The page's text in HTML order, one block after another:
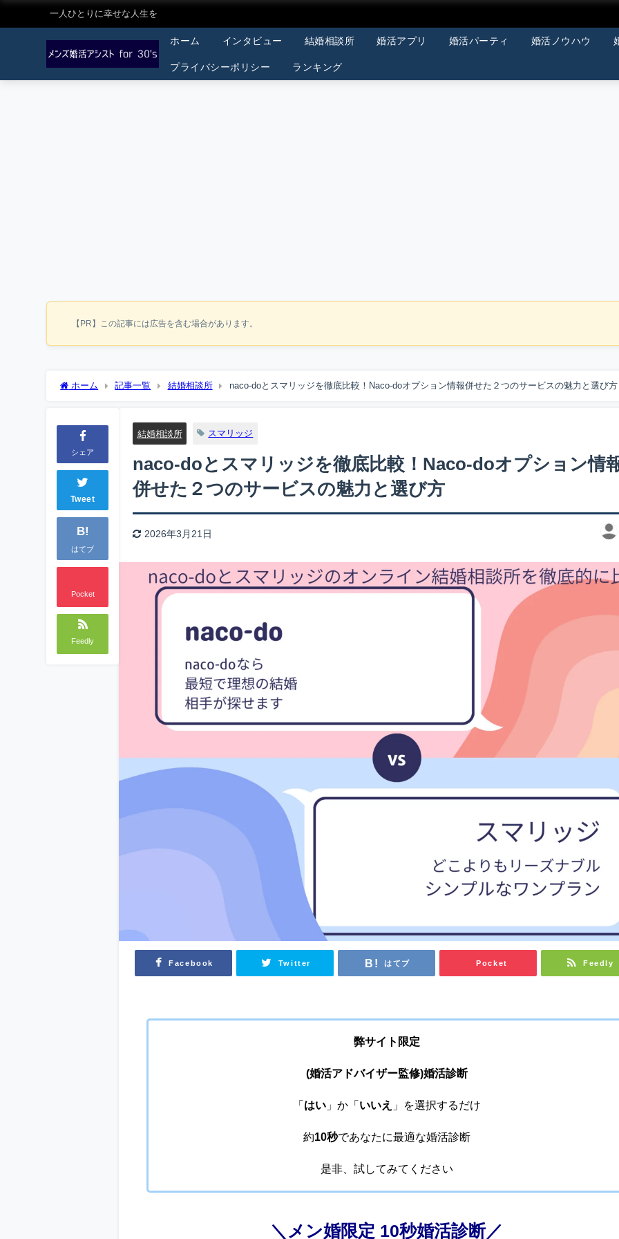
一人ひとりに幸せな人生を
ホーム インタビュー 結婚相談所 婚活アプリ 婚活パーティ 婚活ノウハウ
プライバシーポリシー ランキング
【PR】この記事には広告を含む場合があります。
ホーム 記事一覧 結婚相談所 naco-doとスマリッジを徹底比較！Naco-doオプション情報併せた２つのサービスの魅力と選び方
シェア
Tweet
B!
はてブ
Pocket
Feedly
結婚相談所 スマリッジ
naco-doとスマリッジを徹底比較！Naco-doオプション情
併せた２つのサービスの魅力と選び方
2026年3月21日
Facebook Twitter はてブ Pocket Feedly
弊サイト限定
(婚活アドバイザー監修)婚活診断
「 はい」か「 いいえ 」を選択するだけ
約10秒であなたに最適な婚活診断
是非、試してみてください
＼メン婚限定 10秒婚活診断／